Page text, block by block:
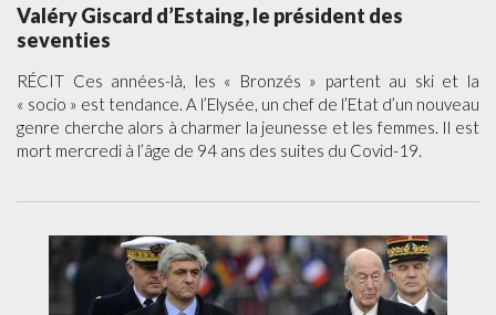
Valéry Giscard d’Estaing, le président des
seventies
RÉCIT Ces années-là, les « Bronzés » partent au ski et la
« socio » est tendance. A l’Elysée, un chef de l’Etat d’un nouveau
genre cherche alors à charmer la jeunesse et les femmes. Il est
mort mercredi à l’âge de 94 ans des suites du Covid-19.